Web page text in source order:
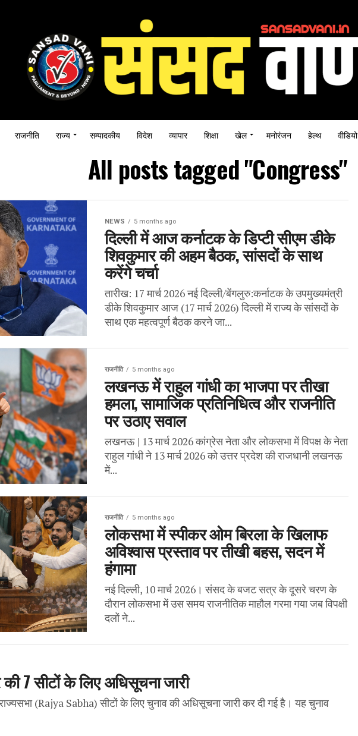
राजनीति राज्य सम्पादकीय विदेश व्यापार शिक्षा खेल मनोरंजन हेल्थ वीडियो
All posts tagged "Congress"
NEWS 5 months ago
दिल्ली में आज कर्नाटक के डिप्टी सीएम डीके
शिवकुमार की अहम बैठक, सांसदों के साथ
करेंगे चर्चा
तारीख: 17 मार्च 2026 नई दिल्ली/बेंगलुरु:कर्नाटक के उपमुख्यमंत्री
डीके शिवकुमार आज (17 मार्च 2026) दिल्ली में राज्य के सांसदों के
साथ एक महत्वपूर्ण बैठक करने जा...
राजनीति 5 months ago
लखनऊ में राहुल गांधी का भाजपा पर तीखा
हमला, सामाजिक प्रतिनिधित्व और राजनीति
पर उठाए सवाल
लखनऊ | 13 मार्च 2026 कांग्रेस नेता और लोकसभा में विपक्ष के नेता
राहुल गांधी ने 13 मार्च 2026 को उत्तर प्रदेश की राजधानी लखनऊ
में...
राजनीति 5 months ago
लोकसभा में स्पीकर ओम बिरला के खिलाफ
अविश्वास प्रस्ताव पर तीखी बहस, सदन में
हंगामा
नई दिल्ली, 10 मार्च 2026। संसद के बजट सत्र के दूसरे चरण के
दौरान लोकसभा में उस समय राजनीतिक माहौल गरमा गया जब विपक्षी
दलों ने...
की 7 सीटों के लिए अधिसूचना जारी
(Rajya Sabha) सीटों के लिए चुनाव की अधिसूचना जारी कर दी गई है। यह चुनाव